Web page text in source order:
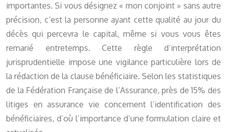
importantes. Si vous désignez « mon conjoint » sans autre
précision, c’est la personne ayant cette qualité au jour du
décès qui percevra le capital, même si vous vous êtes
remarié entretemps. Cette règle d’interprétation
jurisprudentielle impose une vigilance particulière lors de
la rédaction de la clause bénéficiaire. Selon les statistiques
de la Fédération Française de l’Assurance, près de 15% des
litiges en assurance vie concernent l’identification des
bénéficiaires, d’où l’importance d’une formulation claire et